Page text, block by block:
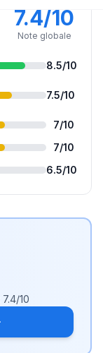
7.4/10
Note globale
8.5/10
7.5/10
7/10
7/10
6.5/10
7.4/10